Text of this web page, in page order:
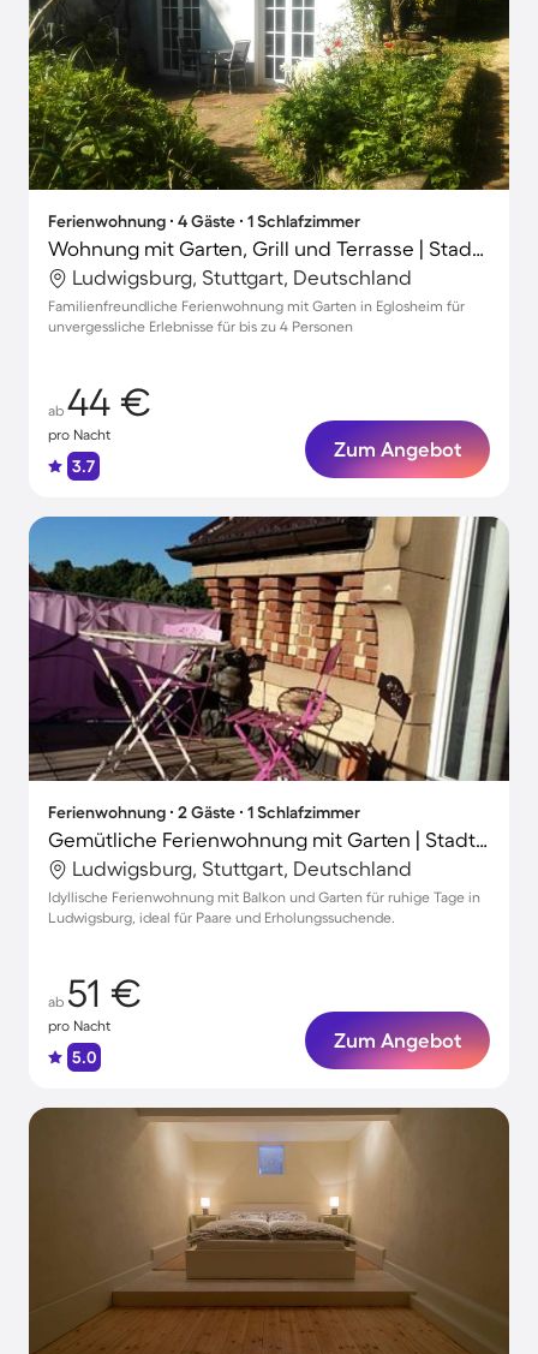
Ferienwohnung ∙ 4 Gäste ∙ 1 Schlafzimmer
Wohnung mit Garten, Grill und Terrasse | Stadtblick
Ludwigsburg, Stuttgart, Deutschland
Familienfreundliche Ferienwohnung mit Garten in Eglosheim für
unvergessliche Erlebnisse für bis zu 4 Personen
ab 44 €
pro Nacht
3.7
Zum Angebot
Ferienwohnung ∙ 2 Gäste ∙ 1 Schlafzimmer
Gemütliche Ferienwohnung mit Garten | Stadtblick
Ludwigsburg, Stuttgart, Deutschland
Idyllische Ferienwohnung mit Balkon und Garten für ruhige Tage in
Ludwigsburg, ideal für Paare und Erholungssuchende.
ab 51 €
pro Nacht
5.0
Zum Angebot